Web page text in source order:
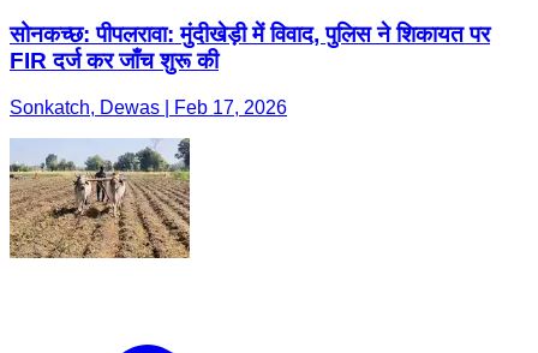
सोनकच्छ: पीपलरावा: मुंदीखेड़ी में विवाद, पुलिस ने शिकायत पर
FIR दर्ज कर जाँच शुरू की
Sonkatch, Dewas | Feb 17, 2026